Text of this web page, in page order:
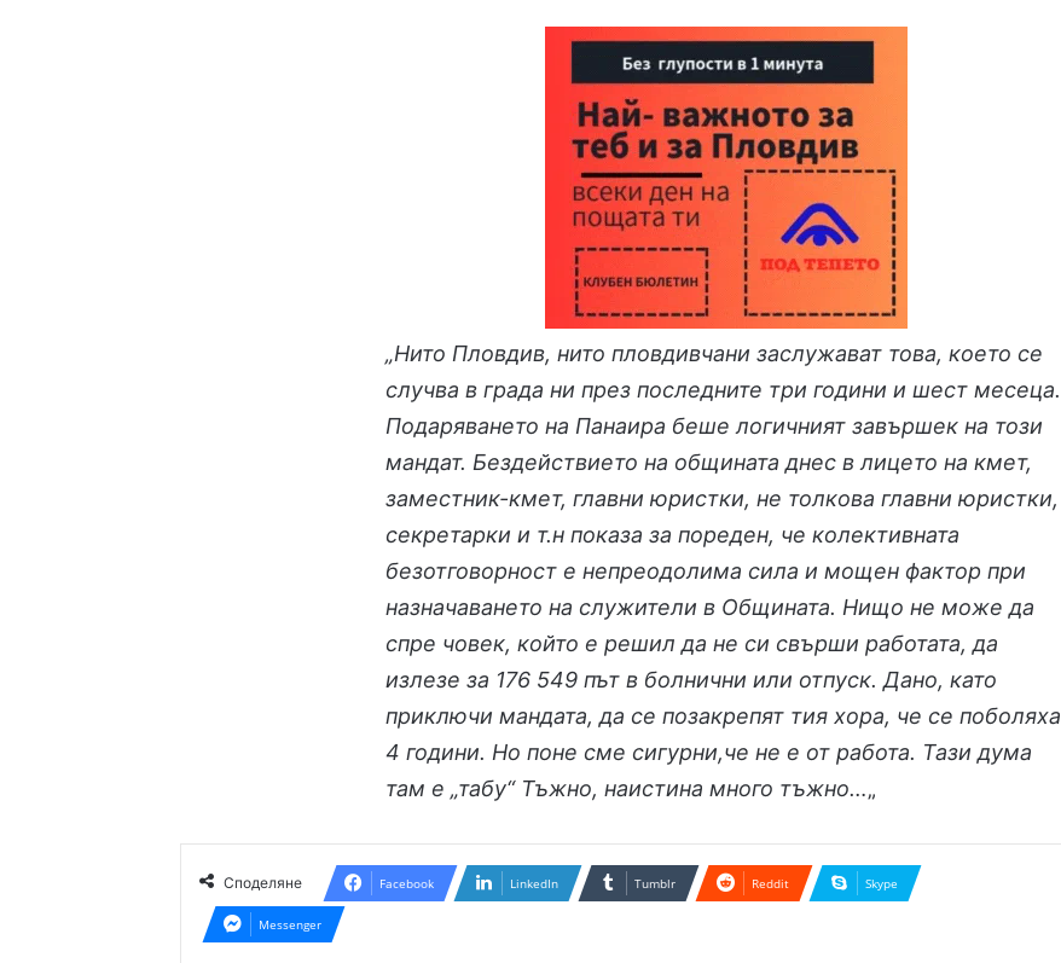
„Нито Пловдив, нито пловдивчани заслужават това, което се
случва в града ни през последните три години и шест месеца.
Подаряването на Панаира беше логичният завършек на този
мандат. Бездействието на общината днес в лицето на кмет,
заместник-кмет, главни юристки, не толкова главни юристки,
секретарки и т.н показа за пореден, че колективната
безотговорност е непреодолима сила и мощен фактор при
назначаването на служители в Общината. Нищо не може да
спре човек, който е решил да не си свърши работата, да
излезе за 176 549 път в болнични или отпуск. Дано, като
приключи мандата, да се позакрепят тия хора, че се поболяха
4 години. Но поне сме сигурни,че не е от работа. Тази дума
там е „табу“ Тъжно, наистина много тъжно…„
Споделяне Facebook LinkedIn Tumblr Reddit Skype
Messenger